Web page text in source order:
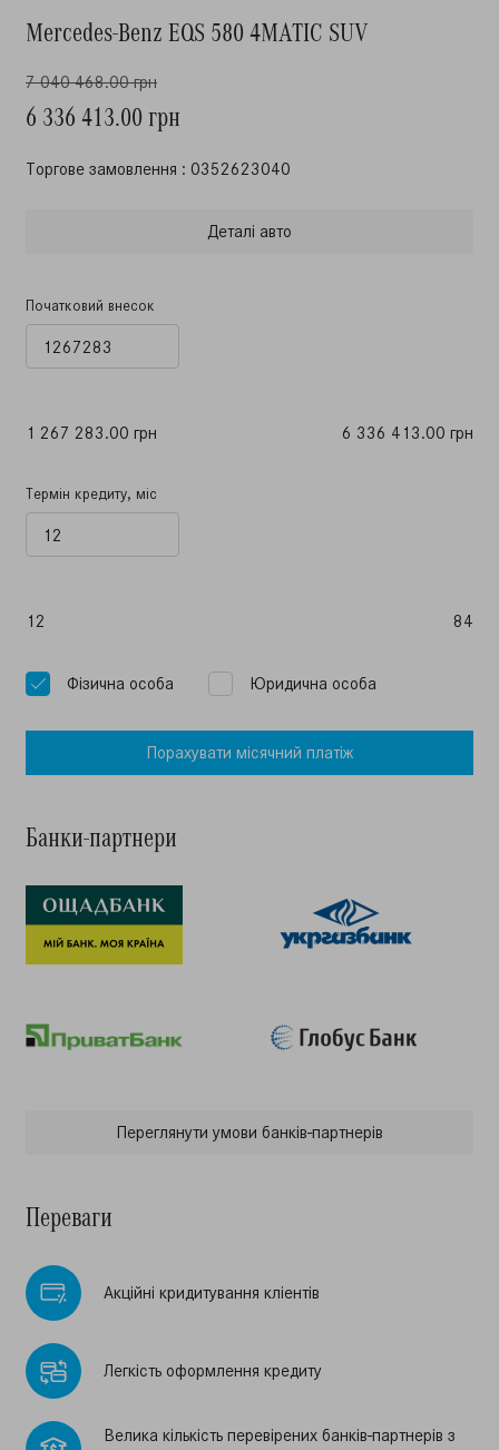
Mercedes-Benz EQS 580 4MATIC SUV
7 040 468.00 грн
6 336 413.00 грн
Торгове замовлення : 0352623040
Деталi авто
Початковий внесок
1 267 283.00 грн 6 336 413.00 грн
Термін кредиту, міс
12 84
Фiзична особа Юридична особа
Порахувати мiсячний платiж
Банки-партнери
Переглянути умови банкiв-партнерiв
Переваги
Акцiйнi кридитування клiентiв
Легкiсть оформлення кредиту
Велика кiлькiсть перевiрених банкiв-партнерiв з